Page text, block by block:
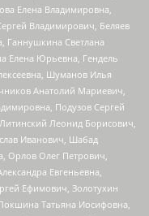
Елена Владимировна,
Владимирович, Беляев
Ганнушкина Светлана
Елена Юрьевна, Гендель
Шуманов Илья
Анатолий Мариевич,
Подузов Сергей
Леонид Борисович,
Иванович, Шабад
Орлов Олег Петрович,
Евгеньевна,
Ефимович, Золотухин
Татьяна Иосифовна,